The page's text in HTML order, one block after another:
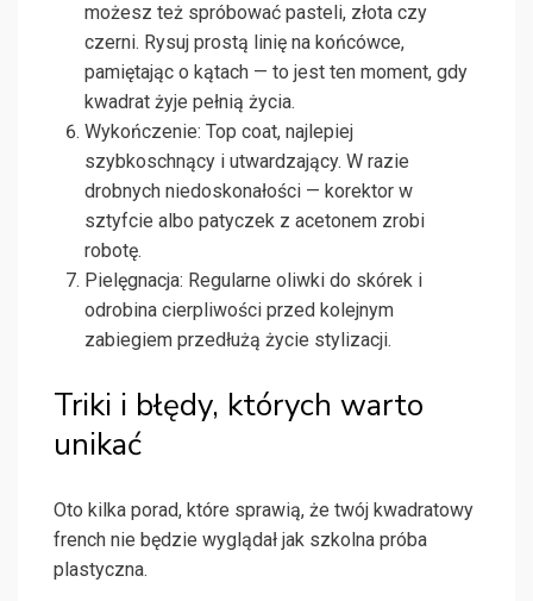
możesz też spróbować pasteli, złota czy
czerni. Rysuj prostą linię na końcówce,
pamiętając o kątach — to jest ten moment, gdy
kwadrat żyje pełnią życia.
Wykończenie: Top coat, najlepiej
szybkoschnący i utwardzający. W razie
drobnych niedoskonałości — korektor w
sztyfcie albo patyczek z acetonem zrobi
robotę.
Pielęgnacja: Regularne oliwki do skórek i
odrobina cierpliwości przed kolejnym
zabiegiem przedłużą życie stylizacji.
Triki i błędy, których warto
unikać
Oto kilka porad, które sprawią, że twój kwadratowy
french nie będzie wyglądał jak szkolna próba
plastyczna.